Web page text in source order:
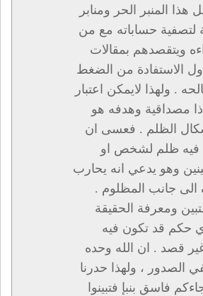
هذا المنبر الحر ومنابر
لتصفية حساباته مع من
ويتقصدهم بمقالات
الاستفادة من الضغط
. ولهذا لايمكن اعتبار
مصداقية وهدفه هو
الظلم . فعسى ان
فيه ظلم لشخص او
وهو يدعي انه يحارب
الى جانب المظلوم .
ومعرفة الحقيقة
حكم قد تكون فيه
قصد . ان الله وحده
الصدور ، ولهذا حدرنا
فاسق بنبإ فتبينوا